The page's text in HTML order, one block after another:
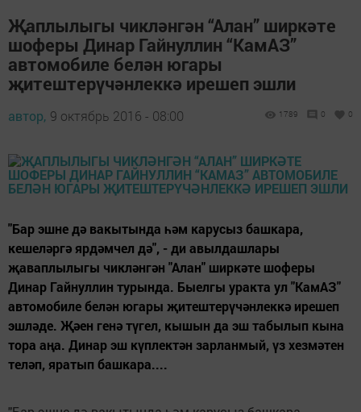
Җаплылыгы чикләнгән “Алан” ширкәте
шоферы Динар Гайнуллин “КамАЗ”
автомобиле белән югары
җитештерүчәнлеккә ирешеп эшли
автор, 9 октябрь 2016 - 08:00 1789 0 0
"Бар эшне дә вакытында һәм карусыз башкара,
кешеләргә ярдәмчел дә", - ди авылдашлары
җаваплылыгы чикләнгән "Алан" ширкәте шоферы
Динар Гайнуллин турында. Быелгы уракта ул "КамАЗ"
автомобиле белән югары җитештерүчәнлеккә ирешеп
эшләде. Җәен генә түгел, кышын да эш табылып кына
тора аңа. Динар эш күплектән зарланмый, үз хезмәтен
теләп, яратып башкара....